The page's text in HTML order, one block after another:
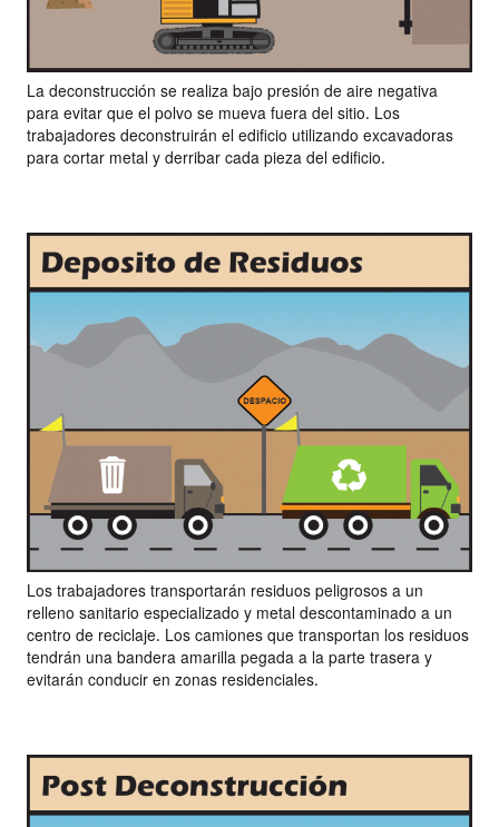
La deconstrucción se realiza bajo presión de aire negativa
para evitar que el polvo se mueva fuera del sitio. Los
trabajadores deconstruirán el edificio utilizando excavadoras
para cortar metal y derribar cada pieza del edificio.
Los trabajadores transportarán residuos peligrosos a un
relleno sanitario especializado y metal descontaminado a un
centro de reciclaje. Los camiones que transportan los residuos
tendrán una bandera amarilla pegada a la parte trasera y
evitarán conducir en zonas residenciales.